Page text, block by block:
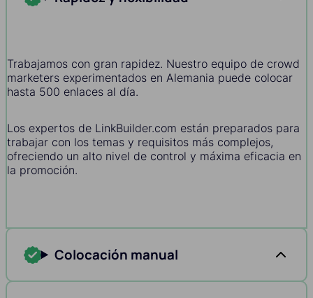
Trabajamos con gran rapidez. Nuestro equipo de crowd
marketers experimentados en Alemania puede colocar
hasta 500 enlaces al día.
Los expertos de LinkBuilder.com están preparados para
trabajar con los temas y requisitos más complejos,
ofreciendo un alto nivel de control y máxima eficacia en
la promoción.
Colocación manual